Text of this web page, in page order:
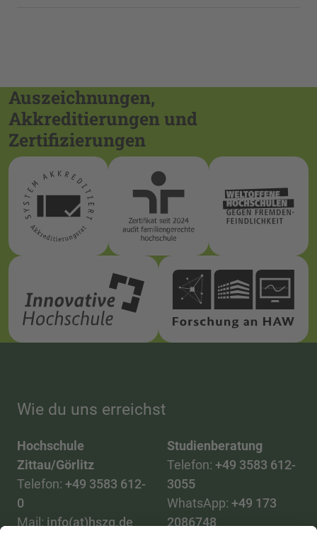
Auszeichnungen,
Akkreditierungen und
Zertifizierungen
Wie du uns erreichst
Hochschule
Zittau/Görlitz
Telefon: +49 3583 612-
0
Mail: info(at)hszg.de
Studienberatung
Telefon: +49 3583 612-
3055
WhatsApp: +49 173
2086748